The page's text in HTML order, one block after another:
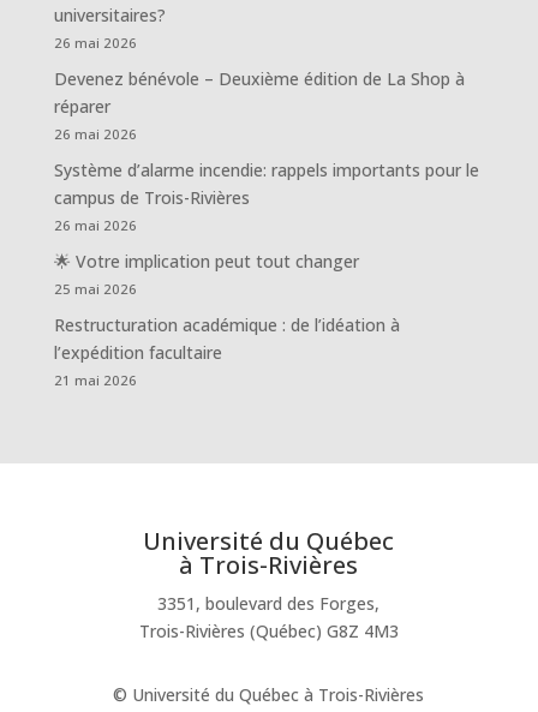
universitaires?
26 mai 2026
Devenez bénévole – Deuxième édition de La Shop à
réparer
26 mai 2026
Système d’alarme incendie: rappels importants pour le
campus de Trois-Rivières
26 mai 2026
🌟 Votre implication peut tout changer
25 mai 2026
Restructuration académique : de l’idéation à
l’expédition facultaire
21 mai 2026
Université du Québec
à Trois-Rivières
3351, boulevard des Forges,
Trois-Rivières (Québec) G8Z 4M3
© Université du Québec à Trois-Rivières